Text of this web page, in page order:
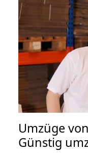
Umzüge
Günstig